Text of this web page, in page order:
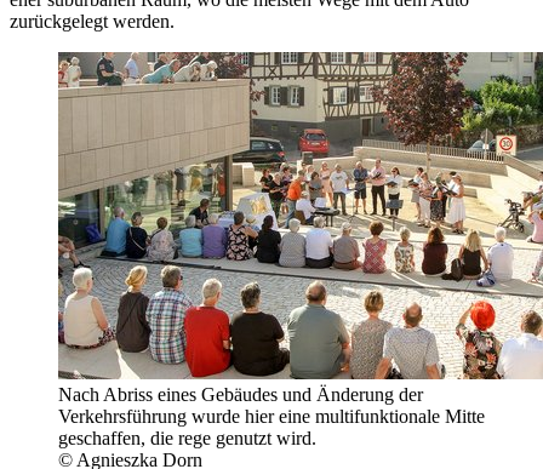
zurückgelegt werden.
Nach Abriss eines Gebäudes und Änderung der
Verkehrsführung wurde hier eine multifunktionale Mitte
geschaffen, die rege genutzt wird.
© Agnieszka Dorn